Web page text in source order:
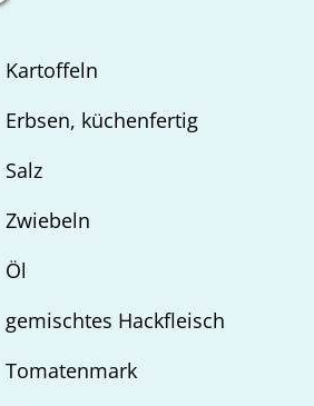
Kartoffeln
Erbsen, küchenfertig
Salz
Zwiebeln
Öl
gemischtes Hackfleisch
Tomatenmark